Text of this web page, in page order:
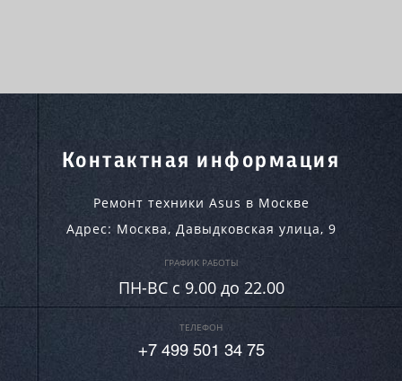
Контактная информация
Ремонт техники Asus в Москве
Адрес: Москва, Давыдковская улица, 9
ГРАФИК РАБОТЫ
ПН-ВC c 9.00 до 22.00
ТЕЛЕФОН
+7 499 501 34 75